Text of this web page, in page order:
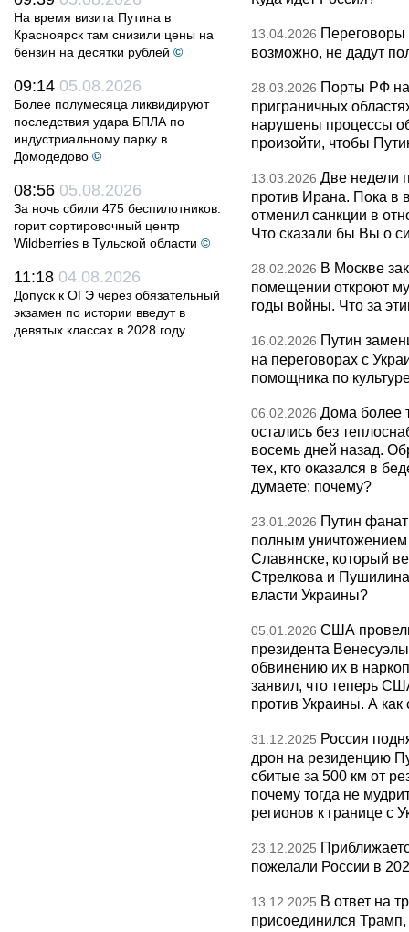
На время визита Путина в
Красноярск там снизили цены на
бензин на десятки рублей ©
09:14 05.08.2026
Более полумесяца ликвидируют
последствия удара БПЛА по
индустриальному парку в
Домодедово ©
08:56 05.08.2026
За ночь сбили 475 беспилотников:
горит сортировочный центр
Wildberries в Тульской области ©
11:18 04.08.2026
Допуск к ОГЭ через обязательный
экзамен по истории введут в
девятых классах в 2028 году
13.04.2026
возможно, не дадут
28.03.2026 Порты РФ
приграничных
нарушены процессы
произойти, чтобы
13.03.2026 Две недели
против Ирана. Пока в
отменил санкции в
Что сказали бы Вы о
28.02.2026 В Москве
помещении откроют
годы войны. Что за
16.02.2026 Путин
на переговорах с
помощника по
06.02.2026 Дома более
остались без
восемь дней назад.
тех, кто оказался в
думаете: почему?
23.01.2026 Путин
полным уничтожением
Славянске, который
Стрелкова и Пушилина
власти Украины?
05.01.2026 США
президента
обвинению их в
заявил, что теперь
против Украины. А как
31.12.2025 Россия
дрон на резиденцию
сбитые за 500 км от
почему тогда не
регионов к границе с
23.12.2025
пожелали России в
13.12.2025 В ответ на
присоединился